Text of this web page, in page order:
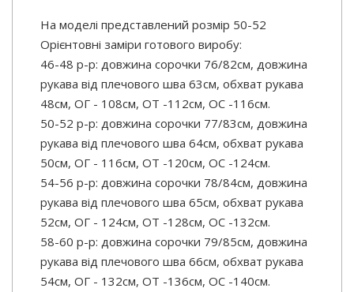
На моделі представлений розмір 50-52
Орієнтовні заміри готового виробу:
46-48 р-р: довжина сорочки 76/82см, довжина
рукава від плечового шва 63см, обхват рукава
48см, ОГ - 108см, ОТ -112см, OC -116см.
50-52 р-р: довжина сорочки 77/83см, довжина
рукава від плечового шва 64см, обхват рукава
50см, ОГ - 116см, ОТ -120см, OC -124см.
54-56 р-р: довжина сорочки 78/84см, довжина
рукава від плечового шва 65см, обхват рукава
52см, ОГ - 124см, ОТ -128см, OC -132см.
58-60 р-р: довжина сорочки 79/85см, довжина
рукава від плечового шва 66см, обхват рукава
54см, ОГ - 132см, ОТ -136см, OC -140см.